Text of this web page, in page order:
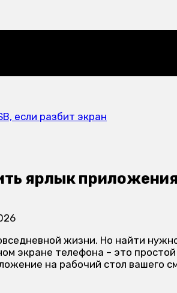
если разбит экран
ярлык
жизни. Но найти
экране телефона – это
на рабочий стол вашего